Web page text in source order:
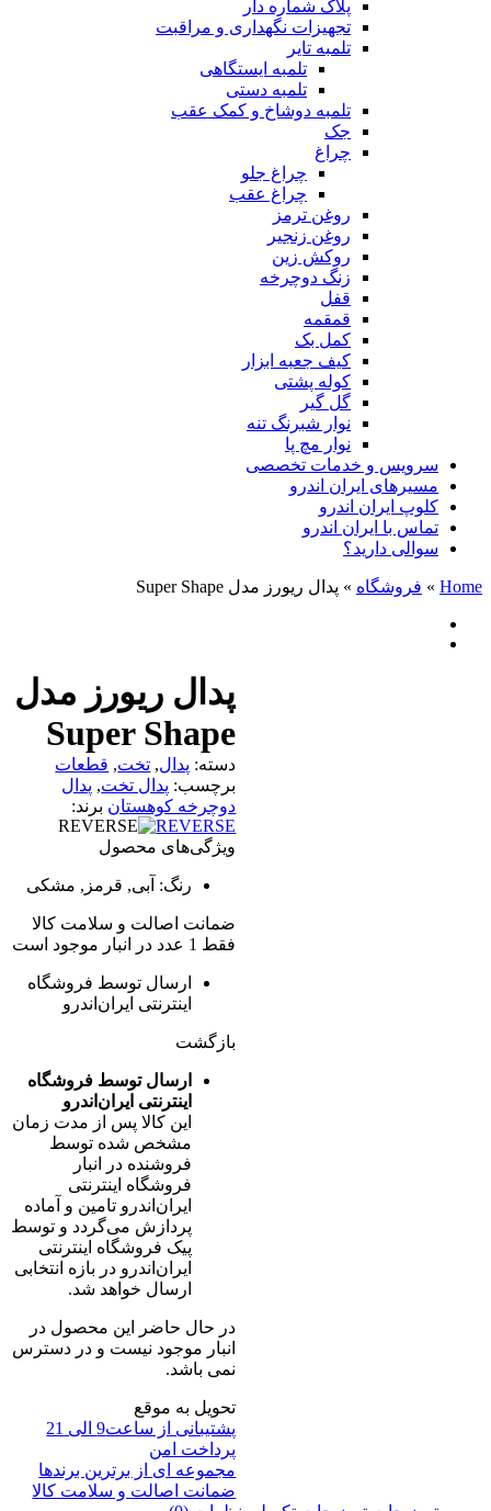
پلاک شماره دار
تجهیزات نگهداری و مراقبت
تلمبه تایر
تلمبه ایستگاهی
تلمبه دستی
تلمبه دوشاخ و کمک عقب
جک
چراغ
چراغ جلو
چراغ عقب
روغن ترمز
روغن زنجیر
روکش زین
زنگ دوچرخه
قفل
قمقمه
کمل بک
کیف جعبه ابزار
کوله پشتی
گل گیر
نوار شبرنگ تنه
نوار مچ پا
سرویس و خدمات تخصصی
مسیرهای ایران اندرو
کلوپ ایران اندرو
تماس با ایران اندرو
سوالی دارید؟
Home
» فروشگاه » پدال ریورز مدل Super Shape
پدال ریورز مدل
Super Shape
دسته: پدال, تخت, قطعات
برچسب: پدال تخت, پدال
دوچرخه کوهستان برند:
REVERSE
ویژگی‌های محصول
رنگ: آبی, قرمز, مشکی
ضمانت اصالت و سلامت کالا
فقط 1 عدد در انبار موجود است
ارسال توسط فروشگاه
اینترنتی ایران‌اندرو
بازگشت
ارسال توسط فروشگاه
اینترنتی ایران‌اندرو
این کالا پس از مدت زمان
مشخص شده توسط
فروشنده در انبار
فروشگاه اینترنتی
ایران‌اندرو تامین و آماده
پردازش می‌گردد و توسط
پیک فروشگاه اینترنتی
ایران‌اندرو در بازه انتخابی
ارسال خواهد شد.
در حال حاضر این محصول در
انبار موجود نیست و در دسترس
نمی باشد.
تحویل به موقع
پشتیبانی از ساعت9 الی 21
پرداخت امن
مجموعه ای از برترین برندها
ضمانت اصالت و سلامت کالا